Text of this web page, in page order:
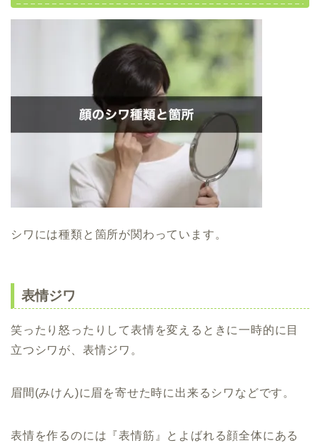
シワには種類と箇所が関わっています。
表情ジワ
笑ったり怒ったりして表情を変えるときに一時的に目
立つシワが、表情ジワ。
眉間(みけん)に眉を寄せた時に出来るシワなどです。
表情を作るのには『表情筋』とよばれる顔全体にある